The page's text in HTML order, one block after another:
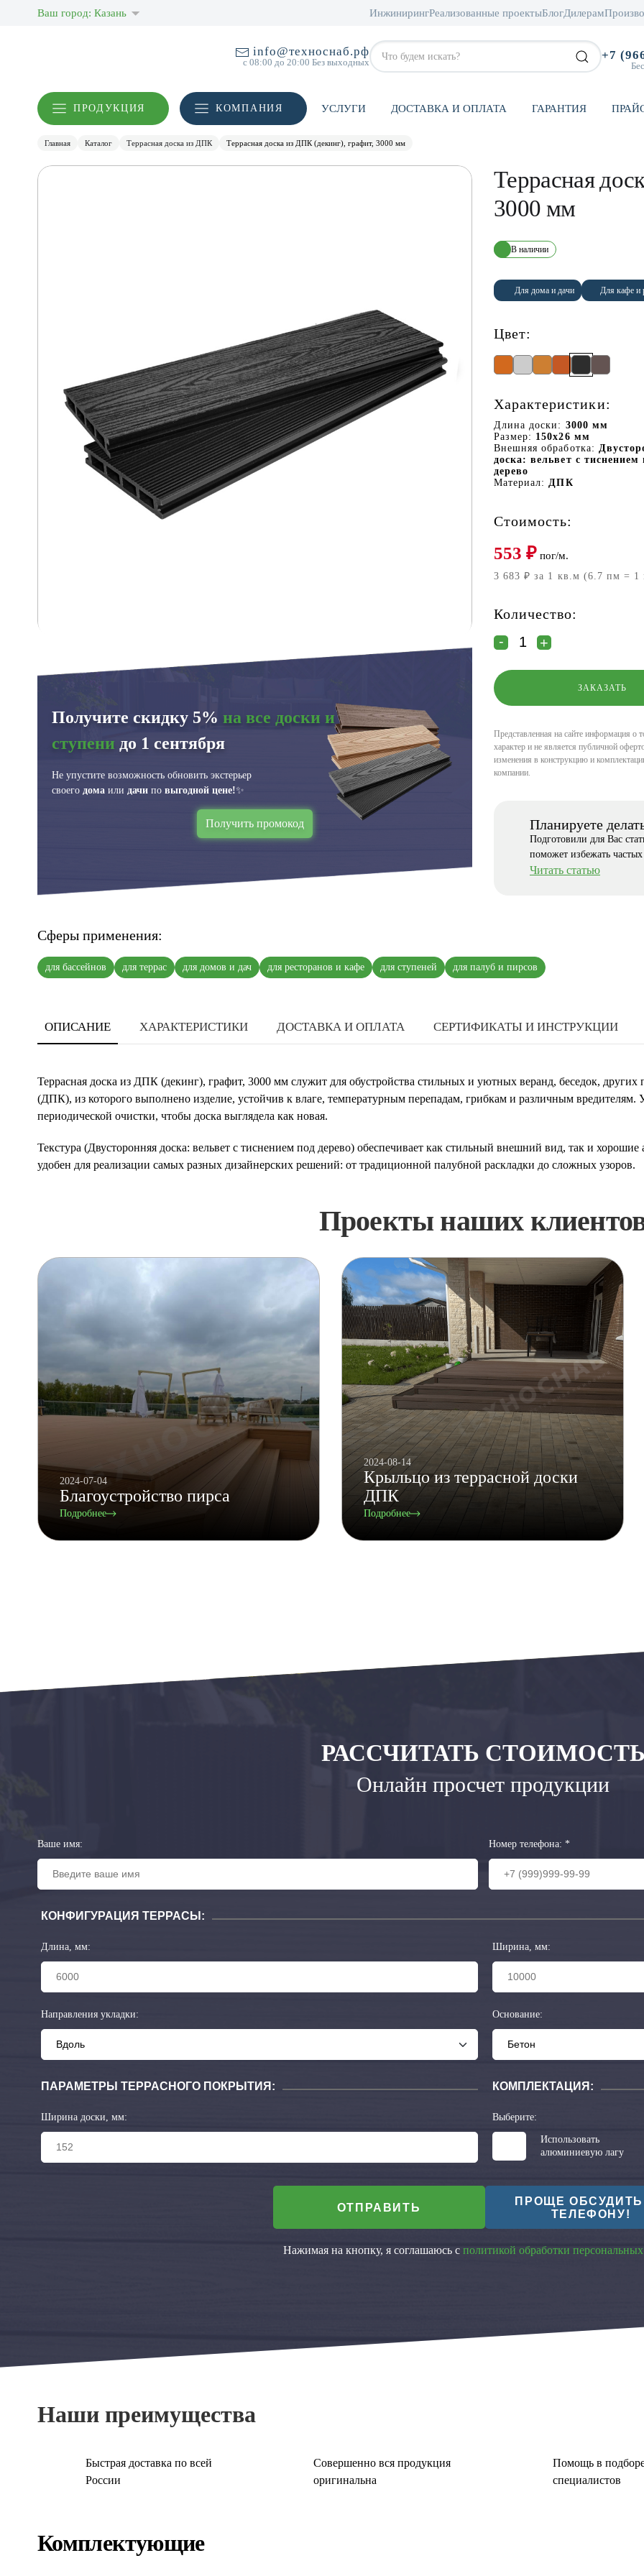
Ваш город: Казань ИнжинирингРеализованные проектыБлогДилерам
info@техноснаб.рф
с 08:00 до 20:00 Без выходных
+7
ПРОДУКЦИЯ КОМПАНИЯ УСЛУГИ ДОСТАВКА И ОПЛАТА ГАРАНТИЯ
Главная Каталог Террасная доска из ДПК Террасная доска из ДПК (декинг), графит, 3000 мм
Получите скидку 5% на все доски и
ступени до 1 сентября
Не упустите возможность обновить экстерьер
своего дома или дачи по выгодной цене!✨
Получить промокод
Террасная
3000 мм
В наличии
Для дома и дачи Для кафе и
Цвет:
Характеристики:
Длина доски: 3000 мм
Размер: 150х26 мм
Внешняя обработка:
доска: вельвет с тиснением
дерево
Материал: ДПК
Стоимость:
553 ₽ пог/м.
3 683 ₽ за 1 кв.м (6.7 пм = 1
Количество:
Представленная на сайте информация о
характер и не является публичной
изменения в конструкцию и
компании.
Планируете
Подготовили для Вас
поможет избежать
Читать статью
Сферы применения:
для бассейнов для террас для домов и дач для ресторанов и кафе для ступеней для палуб и пирсов
ОПИСАНИЕ ХАРАКТЕРИСТИКИ ДОСТАВКА И ОПЛАТА СЕРТИФИКАТЫ И ИНСТРУКЦИИ
Террасная доска из ДПК (декинг), графит, 3000 мм служит для обустройства стильных и уютных веранд, беседок,
(ДПК), из которого выполнено изделие, устойчив к влаге, температурным перепадам, грибкам и различным вредителям.
периодической очистки, чтобы доска выглядела как новая.
Текстура (Двусторонняя доска: вельвет с тиснением под дерево) обеспечивает как стильный внешний вид, так и
удобен для реализации самых разных дизайнерских решений: от традиционной палубной раскладки до сложных узоров.
Проекты наших
2024-07-04
Благоустройство пирса
Подробнее
2024-08-14
Крыльцо из террасной доски
ДПК
Подробнее
РАССЧИТАТЬ
Онлайн просчет продукции
Ваше имя: Номер телефона: *
КОНФИГУРАЦИЯ ТЕРРАСЫ:
Длина, мм: Ширина, мм:
Направления укладки: Основание:
ПАРАМЕТРЫ ТЕРРАСНОГО ПОКРЫТИЯ:
Ширина доски, мм:
КОМПЛЕКТАЦИЯ:
Выберите:
Использовать
алюминиевую лагу
ОТПРАВИТЬ
ПРОЩЕ
ТЕЛЕФОНУ!
Нажимая на кнопку, я соглашаюсь с политикой обработки
Наши преимущества
Быстрая доставка по всей
России
Совершенно вся продукция
оригинальна
Помощь в
специалистов
Комплектующие